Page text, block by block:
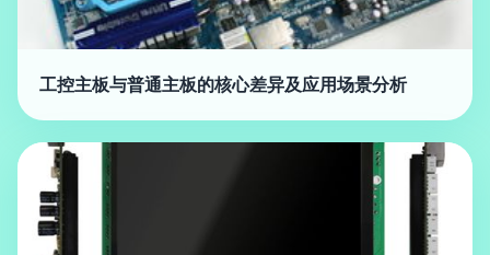
工控主板与普通主板的核心差异及应用场景分析